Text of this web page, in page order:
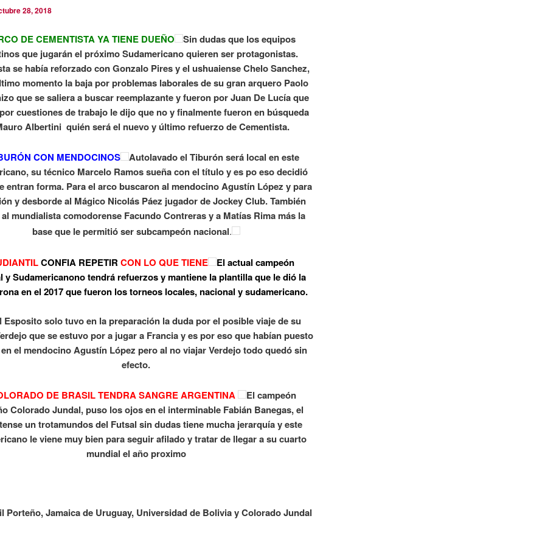
28, 2018
DE CEMENTISTA YA TIENE DUEÑO
Sin dudas que los equipos
que jugarán el próximo Sudamericano quieren ser protagonistas.
se había reforzado con Gonzalo Pires y el ushuaiense Chelo Sanchez,
momento la baja por problemas laborales de su gran arquero Paolo
que se saliera a buscar reemplazante y fueron por Juan De Lucía que
cuestiones de trabajo le dijo que no y finalmente fueron en búsqueda
Albertini quién será el nuevo y último refuerzo de Cementista.
CON MENDOCINOS
Autolavado el Tiburón será local en este
su técnico Marcelo Ramos sueña con el título y es po eso decidió
entran forma. Para el arco buscaron al mendocino Agustín López y para
y desborde al Mágico Nicolás Páez jugador de Jockey Club. También
mundialista comodorense Facundo Contreras y a Matías Rima más la
base que le permitió ser subcampeón nacional.
CONFIA REPETIR CON LO QUE TIENE
El actual campeón
y Sudamericanono tendrá refuerzos y mantiene la plantilla que le dió la
en el 2017 que fueron los torneos locales, nacional y sudamericano.
Esposito solo tuvo en la preparación la duda por el posible viaje de su
que se estuvo por a jugar a Francia y es por eso que habían puesto
el mendocino Agustín López pero al no viajar Verdejo todo quedó sin
efecto.
DE BRASIL TENDRA SANGRE ARGENTINA
El campeón
Colorado Jundal, puso los ojos en el interminable Fabián Banegas, el
un trotamundos del Futsal sin dudas tiene mucha jerarquía y este
le viene muy bien para seguir afilado y tratar de llegar a su cuarto
mundial el año proximo
Porteño, Jamaica de Uruguay, Universidad de Bolivia y Colorado Jundal